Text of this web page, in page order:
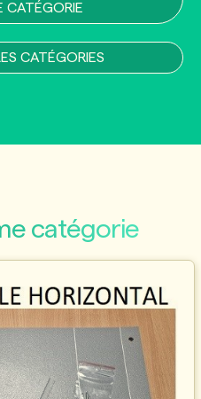
CATÉGORIE
CATÉGORIES
catégorie